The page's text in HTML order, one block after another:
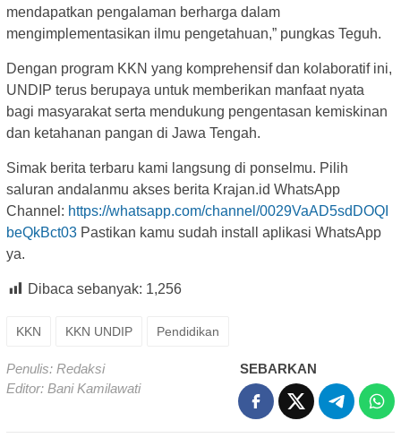
mendapatkan pengalaman berharga dalam
mengimplementasikan ilmu pengetahuan,” pungkas Teguh.
Dengan program KKN yang komprehensif dan kolaboratif ini,
UNDIP terus berupaya untuk memberikan manfaat nyata
bagi masyarakat serta mendukung pengentasan kemiskinan
dan ketahanan pangan di Jawa Tengah.
Simak berita terbaru kami langsung di ponselmu. Pilih
saluran andalanmu akses berita Krajan.id WhatsApp
Channel: https://whatsapp.com/channel/0029VaAD5sdDOQI
beQkBct03 Pastikan kamu sudah install aplikasi WhatsApp
ya.
Dibaca sebanyak: 1,256
KKN KKN UNDIP Pendidikan
Penulis: Redaksi
Editor: Bani Kamilawati
SEBARKAN